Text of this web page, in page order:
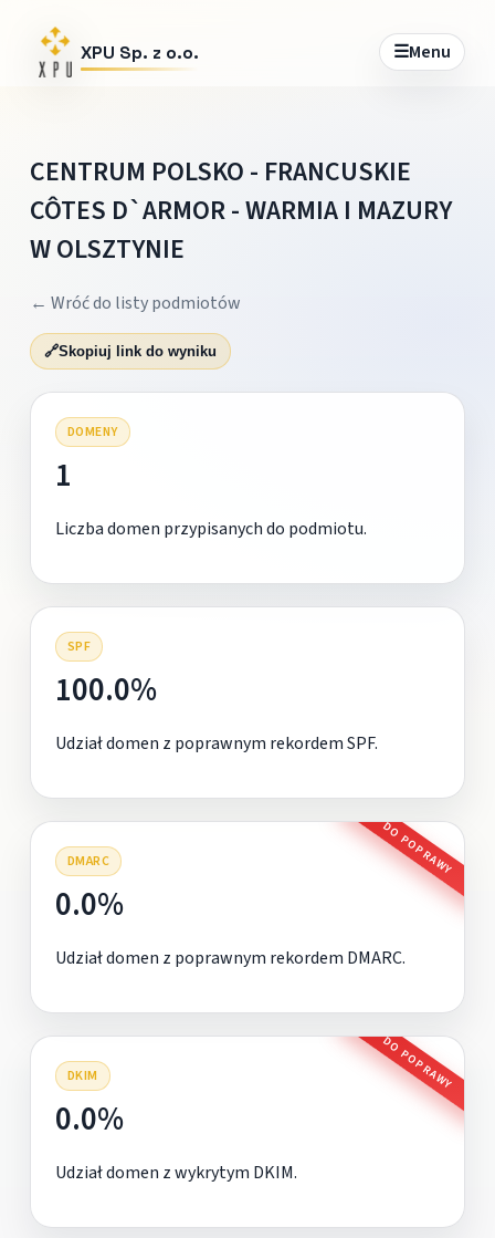
XPU Sp. z o.o. ☰Menu
CENTRUM POLSKO - FRANCUSKIE
CÔTES D`ARMOR - WARMIA I MAZURY
W OLSZTYNIE
← Wróć do listy podmiotów
🔗Skopiuj link do wyniku
DOMENY
1
Liczba domen przypisanych do podmiotu.
SPF
100.0%
Udział domen z poprawnym rekordem SPF.
DMARC DO POPRAWY
0.0%
Udział domen z poprawnym rekordem DMARC.
DKIM DO POPRAWY
0.0%
Udział domen z wykrytym DKIM.